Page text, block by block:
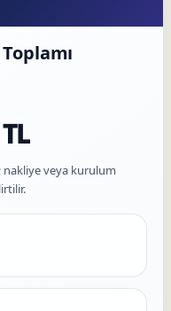
veya kurulum